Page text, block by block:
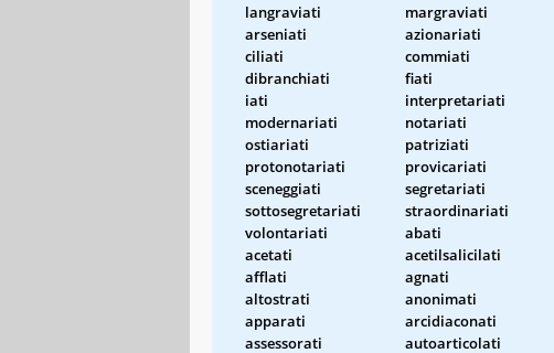
langraviati margraviati
arseniati
azionariati
ciliati
commiati
dibranchiati
fiati
iati
interpretariati
modernariati
notariati
ostiariati
patriziati
protonotariati
provicariati
sceneggiati
segretariati
sottosegretariati
straordinariati
volontariati
abati
acetati
acetilsalicilati
afflati
agnati
altostrati
anonimati
apparati
arcidiaconati
assessorati
autoarticolati